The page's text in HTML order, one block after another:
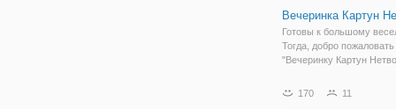
Вечеринка Картун
Готовы к большому
Тогда, добро пожаловать
"Вечеринку Картун
повеселиться и сыграть
170 11